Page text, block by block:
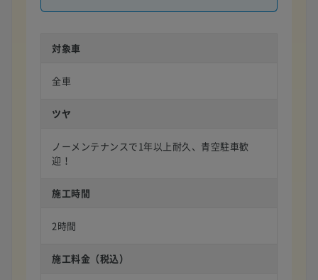
対象車
全車
ツヤ
ノーメンテナンスで1年以上耐久、青空駐車歓
迎！
施工時間
2時間
施工料金（税込）